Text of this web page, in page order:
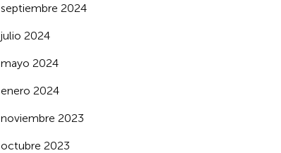
septiembre 2024
julio 2024
mayo 2024
enero 2024
noviembre 2023
octubre 2023